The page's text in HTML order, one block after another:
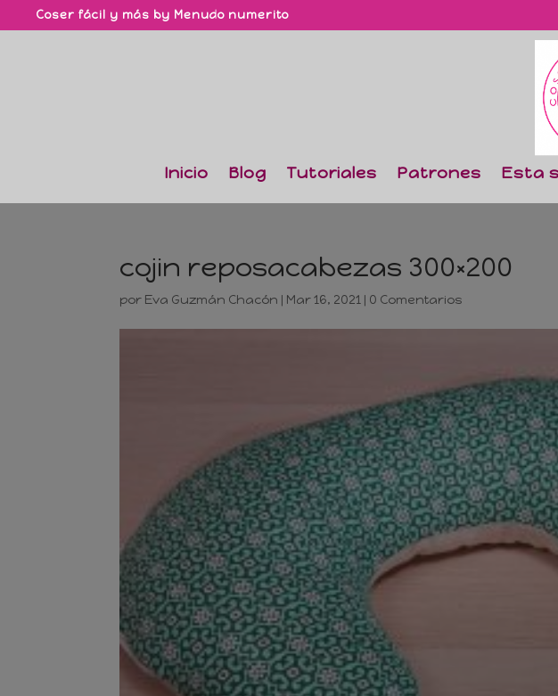
Coser fácil y más by Menudo numerito
Inicio Blog Tutoriales Patrones Esta
cojin reposacabezas 300×200
por Eva Guzmán Chacón | Mar 16, 2021 | 0 Comentarios